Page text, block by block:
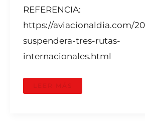
REFERENCIA:
https://aviacionaldia.com/
suspendera-tres-rutas-
internacionales.html
LEER MÁS